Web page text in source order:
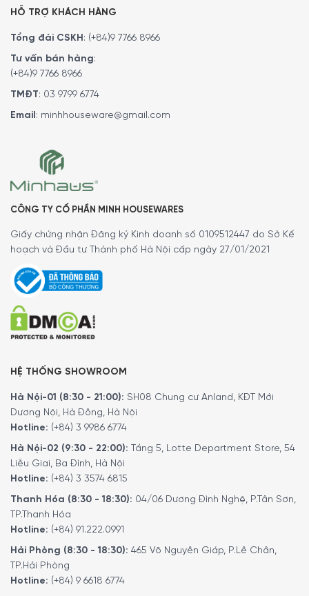
HỖ TRỢ KHÁCH HÀNG
Tổng đài CSKH: (+84)9 7766 8966
Tư vấn bán hàng:
(+84)9 7766 8966
TMĐT: 03 9799 6774
Email: minhhouseware@gmail.com
CÔNG TY CỔ PHẦN MINH HOUSEWARES
Giấy chứng nhận Đăng ký Kinh doanh số 0109512447 do Sở Kế
hoạch và Đầu tư Thành phố Hà Nội cấp ngày 27/01/2021
HỆ THỐNG SHOWROOM
Hà Nội-01 (8:30 - 21:00): SH08 Chung cư Anland, KĐT Mới
Dương Nội, Hà Đông, Hà Nội
Hotline: (+84) 3 9986 6774
Hà Nội-02 (9:30 - 22:00): Tầng 5, Lotte Department Store, 54
Liễu Giai, Ba Đình, Hà Nội
Hotline: (+84) 3 3574 6815
Thanh Hóa (8:30 - 18:30): 04/06 Dương Đình Nghệ, P.Tân Sơn,
TP.Thanh Hóa
Hotline: (+84) 91.222.0991
Hải Phòng (8:30 - 18:30): 465 Võ Nguyên Giáp, P.Lê Chân,
TP.Hải Phòng
Hotline: (+84) 9 6618 6774